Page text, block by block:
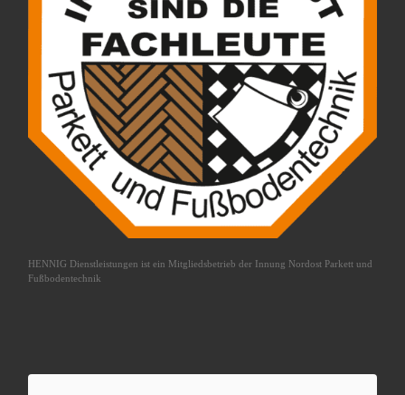
HENNIG Dienstleistungen ist ein Mitgliedsbetrieb der Innung Nordost Parkett und
Fußbodentechnik